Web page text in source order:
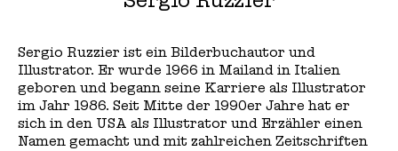
Sergio Ruzzier ist ein Bilderbuchautor und
Illustrator. Er wurde 1966 in Mailand in Italien
geboren und begann seine Karriere als Illustrator
im Jahr 1986. Seit Mitte der 1990er Jahre hat er
sich in den USA als Illustrator und Erzähler einen
Namen gemacht und mit zahlreichen Zeitschriften